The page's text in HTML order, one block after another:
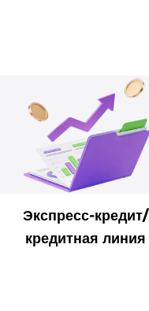
Экспресс-кредит/
кредитная линия